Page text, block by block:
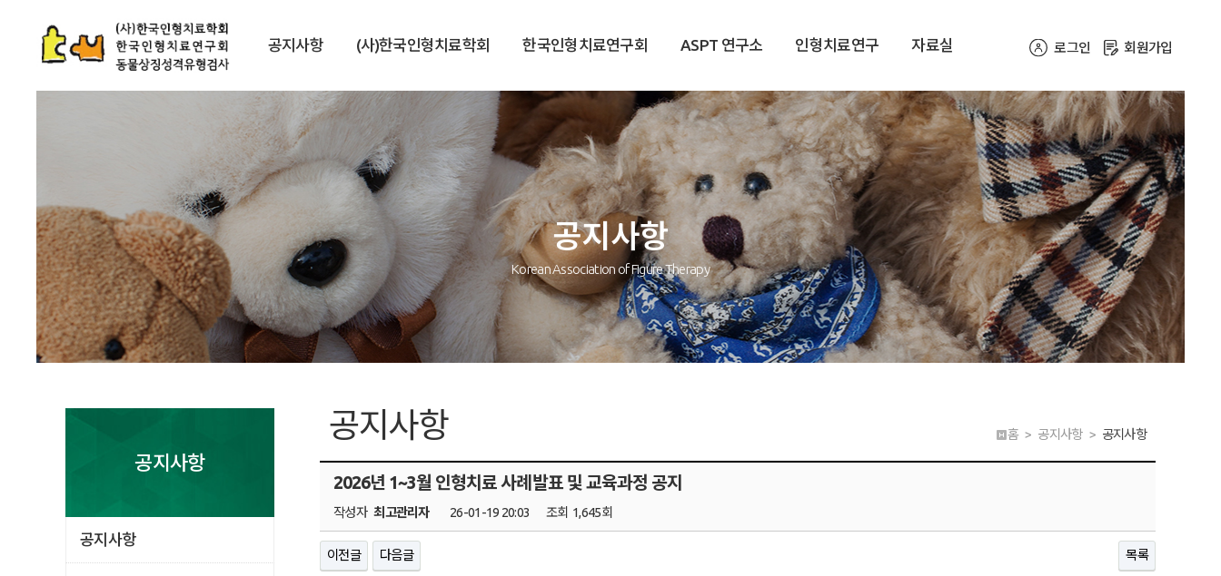
로그인 회원가입
공지사항 (사)한국인형치료학회 한국인형치료연구회 ASPT 연구소 인형치료연구 자료실
공지사항
Korean Association of Figure Therapy
공지사항
공지사항
공지사항 홈 > 공지사항 > 공지사항
2026년 1~3월 인형치료 사례발표 및 교육과정 공지
작성자 최고관리자 26-01-19 20:03 조회 1,645회
이전글 다음글 목록